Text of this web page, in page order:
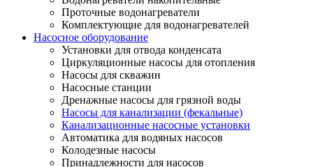
Проточные водонагреватели
Комплектующие для водонагревателей
Насосное оборудование
Установки для отвода конденсата
Циркуляционные насосы для отопления
Насосы для скважин
Насосные станции
Дренажные насосы для грязной воды
Насосы для канализации (фекальные)
Канализационные насосные установки
Автоматика для водяных насосов
Колодезные насосы
Принадлежности для насосов